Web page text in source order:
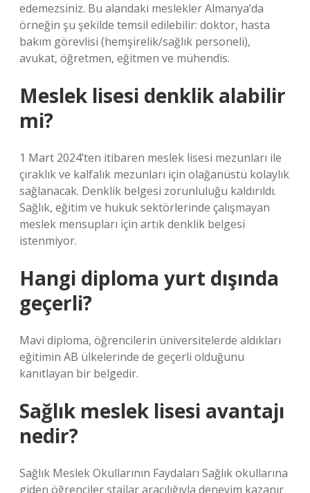
edemezsiniz. Bu alandaki meslekler Almanya’da
örneğin şu şekilde temsil edilebilir: doktor, hasta
bakım görevlisi (hemşirelik/sağlık personeli),
avukat, öğretmen, eğitmen ve mühendis.
Meslek lisesi denklik alabilir
mi?
1 Mart 2024’ten itibaren meslek lisesi mezunları ile
çıraklık ve kalfalık mezunları için olağanüstü kolaylık
sağlanacak. Denklik belgesi zorunluluğu kaldırıldı.
Sağlık, eğitim ve hukuk sektörlerinde çalışmayan
meslek mensupları için artık denklik belgesi
istenmiyor.
Hangi diploma yurt dışında
geçerli?
Mavi diploma, öğrencilerin üniversitelerde aldıkları
eğitimin AB ülkelerinde de geçerli olduğunu
kanıtlayan bir belgedir.
Sağlık meslek lisesi avantajı
nedir?
Sağlık Meslek Okullarının Faydaları Sağlık okullarına
giden öğrenciler stajlar aracılığıyla deneyim kazanır